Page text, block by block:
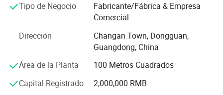
Información de la empresa
cable Micro USB, FPV cable HDMI, Flex Angle cable tipo C .
Cada mes, exportamos el 90% la producción y el beneficio
de unos 1000-2000 los compradores de todo el mundo.
Con diseños innovadores y creativos de funciones.
Nuestros productos son bien recibidas por los
compradores de Estados Unidos, Europa, Australia,
Canadá, Asia y así sucesivamente...
Tipo de Negocio
Fabricante/Fábrica & Empresa
Comercial
Dirección
Changan Town, Dongguan,
Guangdong, China
Área de la Planta
100 Metros Cuadrados
Capital Registrado
2,000,000 RMB